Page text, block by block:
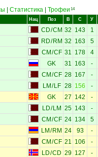
Статистика Трофеи 14
Нац Поз В С У
CD/CM 32 143 1
RD/RM 32 163 5
CM /CF 31 178 4
GK 31 163 -
CM /CF 28 167 -
LM /LF 28 156 -
GK 27 142 -
LD/LM 25 143 -
CM /CF 24 134 5
LM / RM 24 93 -
CM /CF 21 106 -
LD/CD 29 127 -